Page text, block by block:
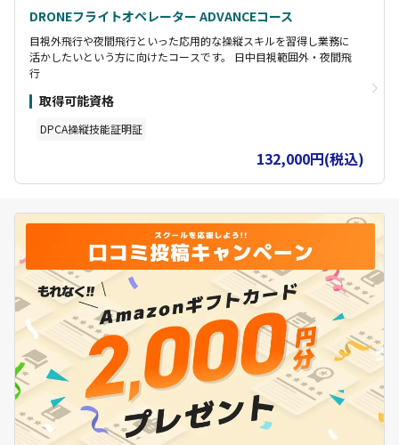
DRONEフライトオペレーター ADVANCEコース
目視外飛行や夜間飛行といった応用的な操縦スキルを習得し業務に
活かしたいという方に向けたコースです。 日中目視範囲外・夜間飛
行
取得可能資格
DPCA操縦技能証明証
132,000円(税込)